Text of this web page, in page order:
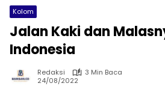
Kolom
Jalan Kaki dan
Indonesia
Redaksi
3 Min Baca
24/08/2022